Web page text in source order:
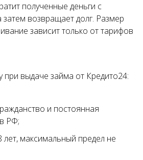
полученные деньги с
затем возвращает долг. Размер
зависит только от тарифов
при выдаче займа от Кредито24:
и постоянная
РФ;
лет, максимальный предел не